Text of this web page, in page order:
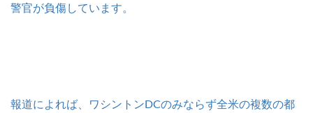
警官が負傷しています。
報道によれば、ワシントンDCのみならず全米の複数の都